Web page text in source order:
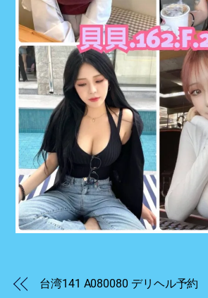
台湾141 A080080 デリヘル予約